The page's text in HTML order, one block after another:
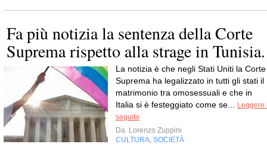
Fa più notizia la sentenza della Corte
Suprema rispetto alla strage in Tunisia.
La notizia è che negli Stati Uniti la Corte
Suprema ha legalizzato in tutti gli stati il
matrimonio tra omosessuali e che in
Italia si è festeggiato come se...
Leggere
seguito
Da Lorenzo Zuppini
CULTURA SOCIETÀ